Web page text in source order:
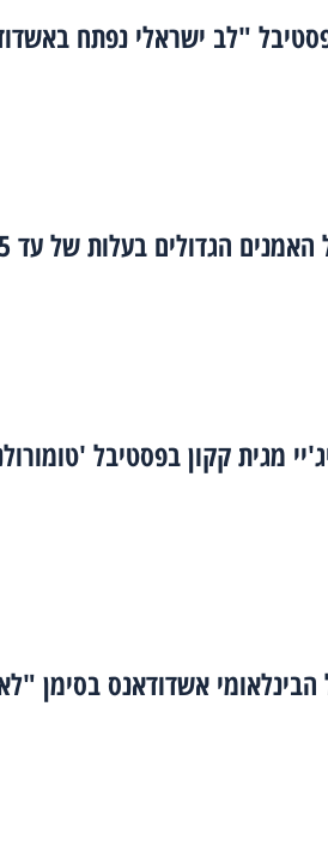
פסטיבל "לב ישראלי נפתח
פסטיבל לב
מגית קקון בפסטיבל
אשדודאנס בסימן